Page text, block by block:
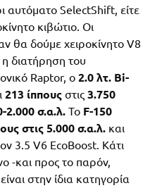
αυτόματο SelectShift, είτε
κιβώτιο. Οι
θα δούμε χειροκίνητο V8
διατήρηση του
Raptor, ο 2.0 λτ. Bi-
213 ίππους στις 3.750
2.000 σ.α.λ. Το F-150
στις 5.000 σ.α.λ. και
3.5 V6 EcoBoost. Κάτι
-και προς το παρόν,
στην ίδια κατηγορία